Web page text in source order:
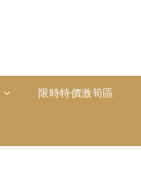
限時特價激筍區